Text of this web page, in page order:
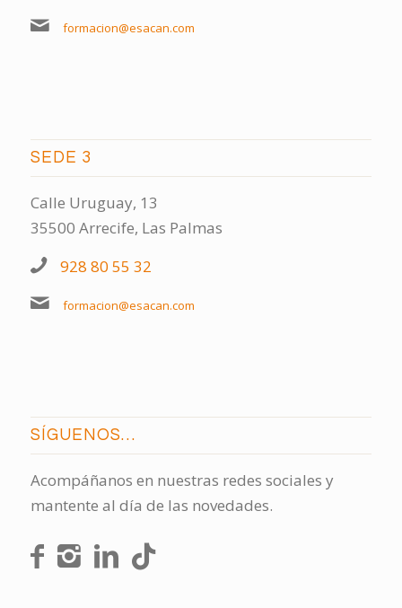
formacion@esacan.com
SEDE 3
Calle Uruguay, 13
35500 Arrecife, Las Palmas
928 80 55 32
formacion@esacan.com
SÍGUENOS…
Acompáñanos en nuestras redes sociales y
mantente al día de las novedades.